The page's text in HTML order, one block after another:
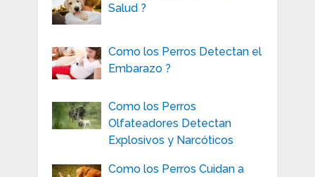
Salud ?
Como los Perros Detectan el
Embarazo ?
Como los Perros
Olfateadores Detectan
Explosivos y Narcóticos
Como los Perros Cuidan a